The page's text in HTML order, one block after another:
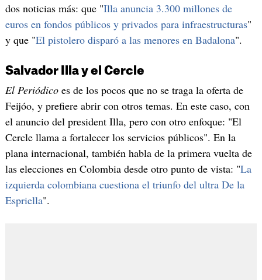
dos noticias más: que "Illa anuncia 3.300 millones de
euros en fondos públicos y privados para infraestructuras"
y que "El pistolero disparó a las menores en Badalona".
Salvador Illa y el Cercle
El Periódico es de los pocos que no se traga la oferta de
Feijóo, y prefiere abrir con otros temas. En este caso, con
el anuncio del president Illa, pero con otro enfoque: "El
Cercle llama a fortalecer los servicios públicos". En la
plana internacional, también habla de la primera vuelta de
las elecciones en Colombia desde otro punto de vista: "La
izquierda colombiana cuestiona el triunfo del ultra De la
Espriella".